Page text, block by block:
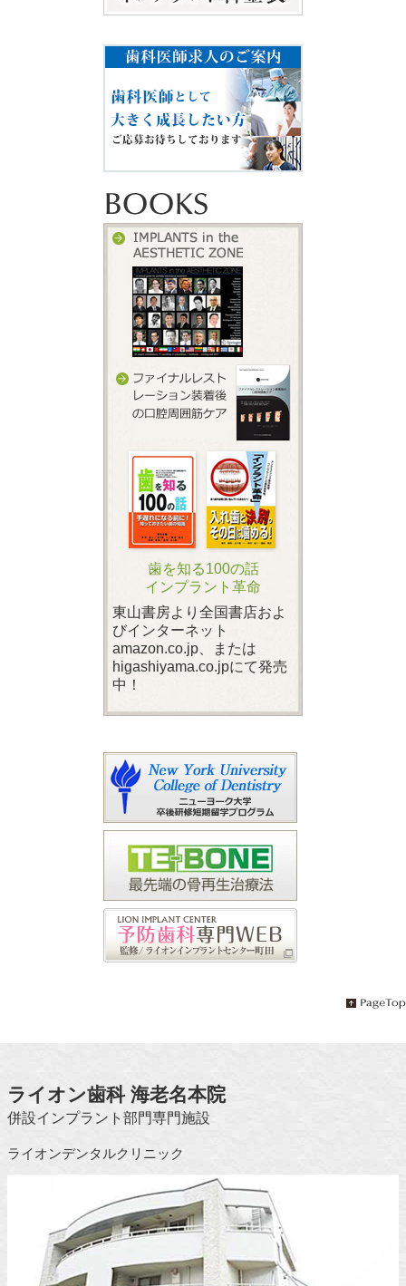
歯を知る100の話
インプラント革命
東山書房より全国書店およ
びインターネット
amazon.co.jp、または
higashiyama.co.jpにて発売
中！
ライオン歯科 海老名本院
併設インプラント部門専門施設
ライオンデンタルクリニック